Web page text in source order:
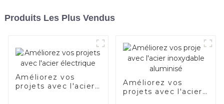
Produits Les Plus Vendus
Améliorez vos
projets avec l'acier
Améliorez vos
projets avec l'acier